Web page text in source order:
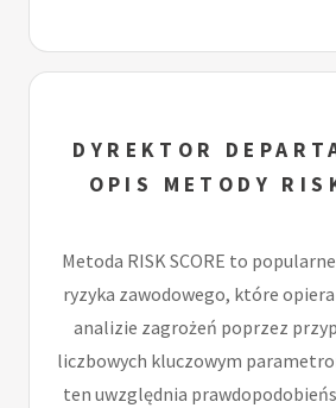
DYREKTOR
OPIS METODY
Metoda RISK SCORE to
ryzyka zawodowego, które
analizie zagrożeń poprzez
liczbowych kluczowym
ten uwzględnia